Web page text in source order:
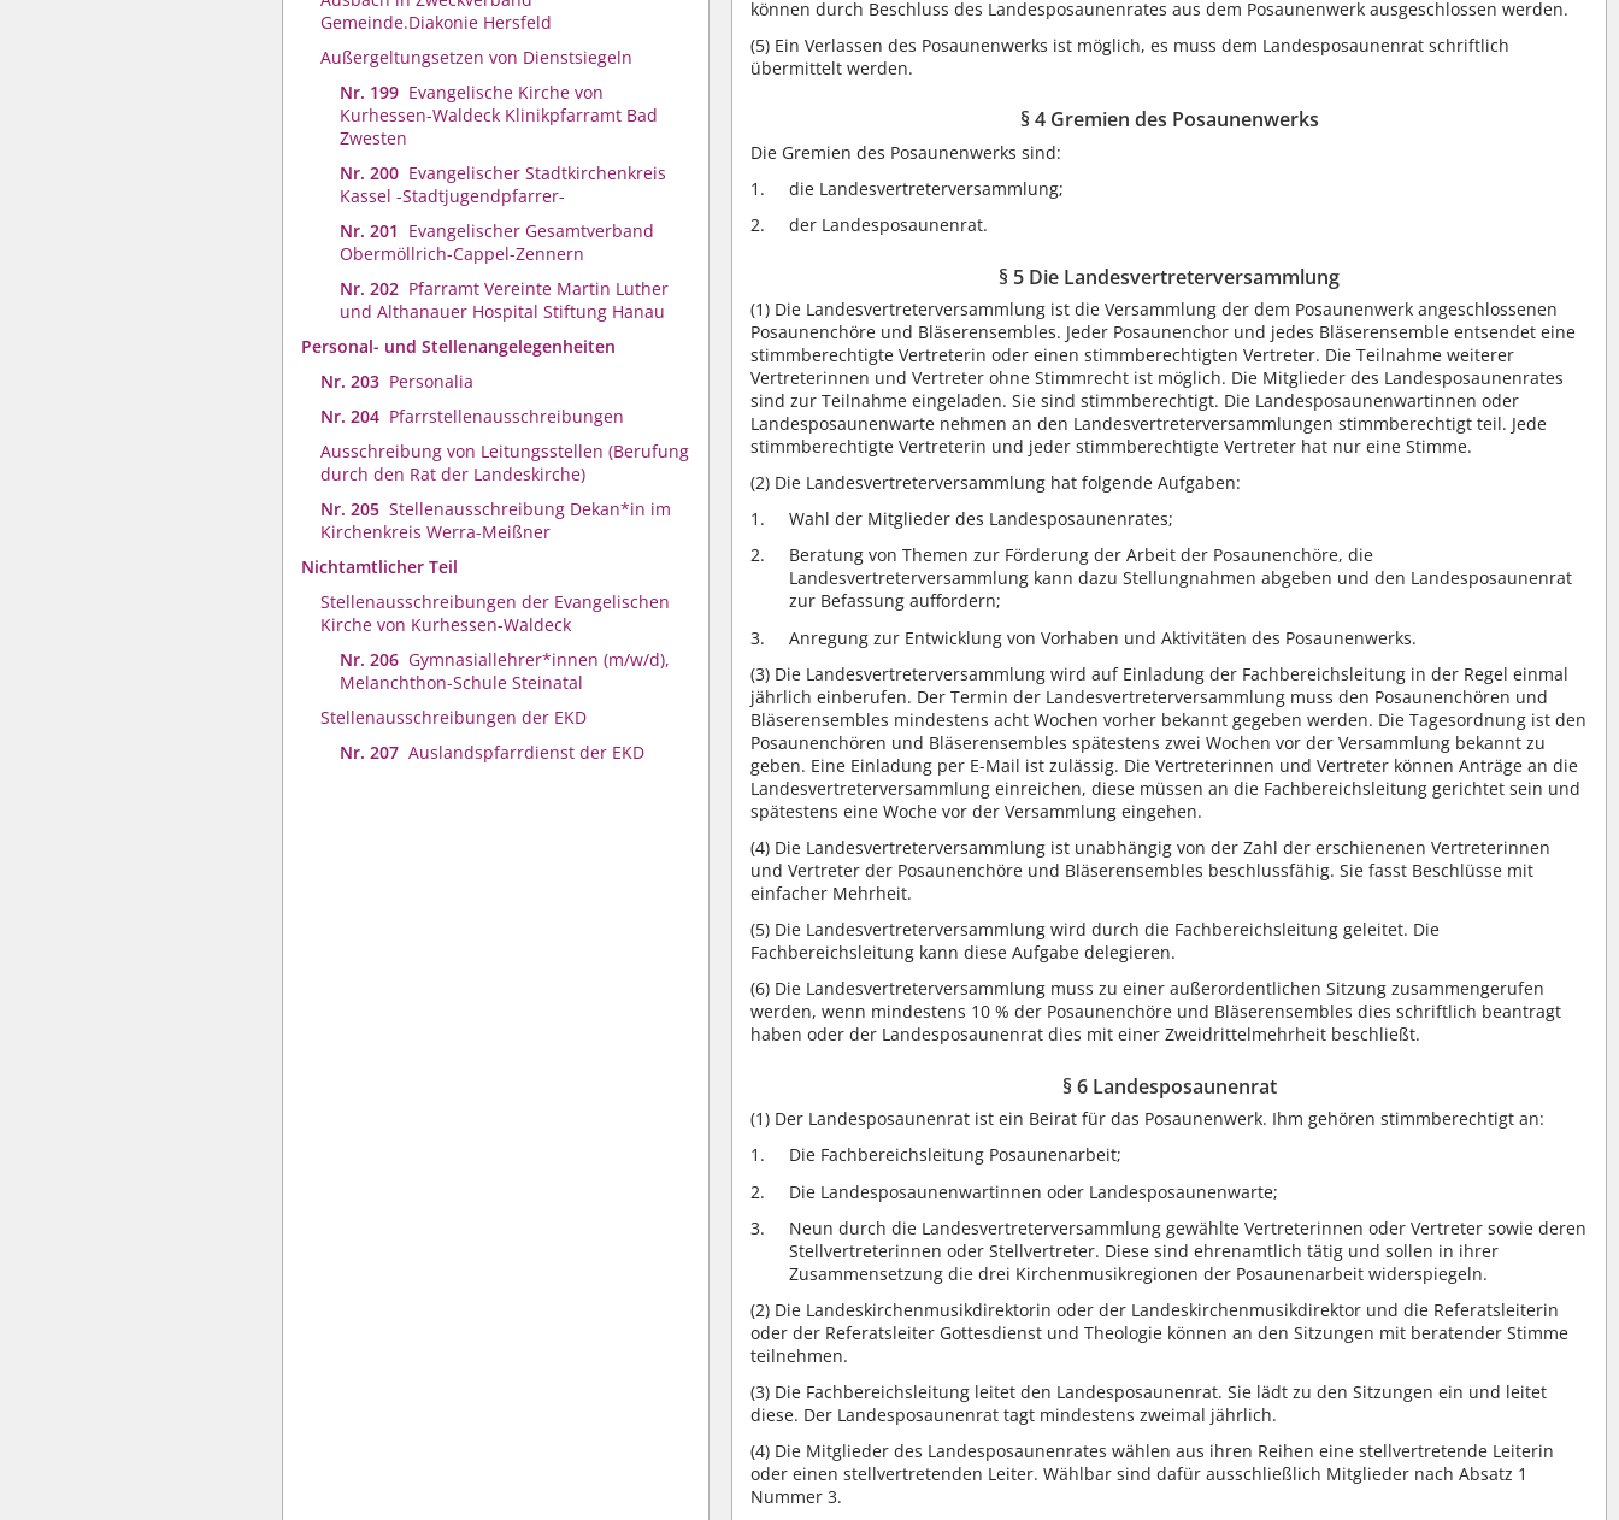
Gemeinde.Diakonie Hersfeld
Außergeltungsetzen von Dienstsiegeln
Nr. 199 Evangelische Kirche von
Kurhessen-Waldeck Klinikpfarramt Bad
Zwesten
Nr. 200 Evangelischer Stadtkirchenkreis
Kassel -Stadtjugendpfarrer-
Nr. 201 Evangelischer Gesamtverband
Obermöllrich-Cappel-Zennern
Nr. 202 Pfarramt Vereinte Martin Luther
und Althanauer Hospital Stiftung Hanau
Personal- und Stellenangelegenheiten
Nr. 203 Personalia
Nr. 204 Pfarrstellenausschreibungen
Ausschreibung von Leitungsstellen (Berufung
durch den Rat der Landeskirche)
Nr. 205 Stellenausschreibung Dekan*in im
Kirchenkreis Werra-Meißner
Nichtamtlicher Teil
Stellenausschreibungen der Evangelischen
Kirche von Kurhessen-Waldeck
Nr. 206 Gymnasiallehrer*innen (m/w/d),
Melanchthon-Schule Steinatal
Stellenausschreibungen der EKD
Nr. 207 Auslandspfarrdienst der EKD
können durch Beschluss des Landesposaunenrates aus dem Posaunenwerk ausgeschlossen werden.
(5) Ein Verlassen des Posaunenwerks ist möglich, es muss dem Landesposaunenrat schriftlich
übermittelt werden.
§ 4 Gremien des Posaunenwerks
Die Gremien des Posaunenwerks sind:
die Landesvertreterversammlung;
der Landesposaunenrat.
§ 5 Die Landesvertreterversammlung
(1) Die Landesvertreterversammlung ist die Versammlung der dem Posaunenwerk angeschlossenen
Posaunenchöre und Bläserensembles. Jeder Posaunenchor und jedes Bläserensemble entsendet eine
stimmberechtigte Vertreterin oder einen stimmberechtigten Vertreter. Die Teilnahme weiterer
Vertreterinnen und Vertreter ohne Stimmrecht ist möglich. Die Mitglieder des Landesposaunenrates
sind zur Teilnahme eingeladen. Sie sind stimmberechtigt. Die Landesposaunenwartinnen oder
Landesposaunenwarte nehmen an den Landesvertreterversammlungen stimmberechtigt teil. Jede
stimmberechtigte Vertreterin und jeder stimmberechtigte Vertreter hat nur eine Stimme.
(2) Die Landesvertreterversammlung hat folgende Aufgaben:
Wahl der Mitglieder des Landesposaunenrates;
Beratung von Themen zur Förderung der Arbeit der Posaunenchöre, die
Landesvertreterversammlung kann dazu Stellungnahmen abgeben und den Landesposaunenrat
zur Befassung auffordern;
Anregung zur Entwicklung von Vorhaben und Aktivitäten des Posaunenwerks.
(3) Die Landesvertreterversammlung wird auf Einladung der Fachbereichsleitung in der Regel einmal
jährlich einberufen. Der Termin der Landesvertreterversammlung muss den Posaunenchören und
Bläserensembles mindestens acht Wochen vorher bekannt gegeben werden. Die Tagesordnung ist den
Posaunenchören und Bläserensembles spätestens zwei Wochen vor der Versammlung bekannt zu
geben. Eine Einladung per E-Mail ist zulässig. Die Vertreterinnen und Vertreter können Anträge an die
Landesvertreterversammlung einreichen, diese müssen an die Fachbereichsleitung gerichtet sein und
spätestens eine Woche vor der Versammlung eingehen.
(4) Die Landesvertreterversammlung ist unabhängig von der Zahl der erschienenen Vertreterinnen
und Vertreter der Posaunenchöre und Bläserensembles beschlussfähig. Sie fasst Beschlüsse mit
einfacher Mehrheit.
(5) Die Landesvertreterversammlung wird durch die Fachbereichsleitung geleitet. Die
Fachbereichsleitung kann diese Aufgabe delegieren.
(6) Die Landesvertreterversammlung muss zu einer außerordentlichen Sitzung zusammengerufen
werden, wenn mindestens 10 % der Posaunenchöre und Bläserensembles dies schriftlich beantragt
haben oder der Landesposaunenrat dies mit einer Zweidrittelmehrheit beschließt.
§ 6 Landesposaunenrat
(1) Der Landesposaunenrat ist ein Beirat für das Posaunenwerk. Ihm gehören stimmberechtigt an:
Die Fachbereichsleitung Posaunenarbeit;
Die Landesposaunenwartinnen oder Landesposaunenwarte;
Neun durch die Landesvertreterversammlung gewählte Vertreterinnen oder Vertreter sowie deren
Stellvertreterinnen oder Stellvertreter. Diese sind ehrenamtlich tätig und sollen in ihrer
Zusammensetzung die drei Kirchenmusikregionen der Posaunenarbeit widerspiegeln.
(2) Die Landeskirchenmusikdirektorin oder der Landeskirchenmusikdirektor und die Referatsleiterin
oder der Referatsleiter Gottesdienst und Theologie können an den Sitzungen mit beratender Stimme
teilnehmen.
(3) Die Fachbereichsleitung leitet den Landesposaunenrat. Sie lädt zu den Sitzungen ein und leitet
diese. Der Landesposaunenrat tagt mindestens zweimal jährlich.
(4) Die Mitglieder des Landesposaunenrates wählen aus ihren Reihen eine stellvertretende Leiterin
oder einen stellvertretenden Leiter. Wählbar sind dafür ausschließlich Mitglieder nach Absatz 1
Nummer 3.